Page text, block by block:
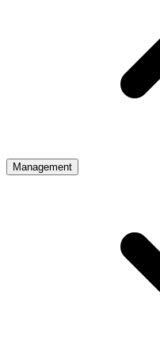
Management